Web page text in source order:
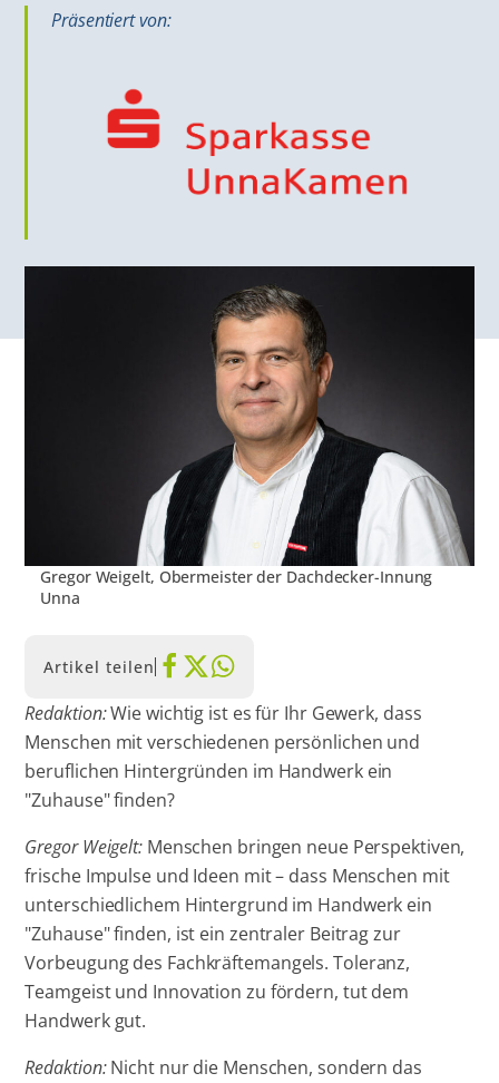
Präsentiert von:
Gregor Weigelt, Obermeister der Dachdecker-Innung
Unna
Artikel teilen
Redaktion:Wie wichtig ist es für Ihr Gewerk, dass
Menschen mit verschiedenen persönlichen und
beruflichen Hintergründen im Handwerk ein
"Zuhause" finden?
Gregor Weigelt: Menschen bringen neue Perspektiven,
frische Impulse und Ideen mit – dass Menschen mit
unterschiedlichem Hintergrund im Handwerk ein
"Zuhause" finden, ist ein zentraler Beitrag zur
Vorbeugung des Fachkräftemangels. Toleranz,
Teamgeist und Innovation zu fördern, tut dem
Handwerk gut.
Redaktion:Nicht nur die Menschen, sondern das